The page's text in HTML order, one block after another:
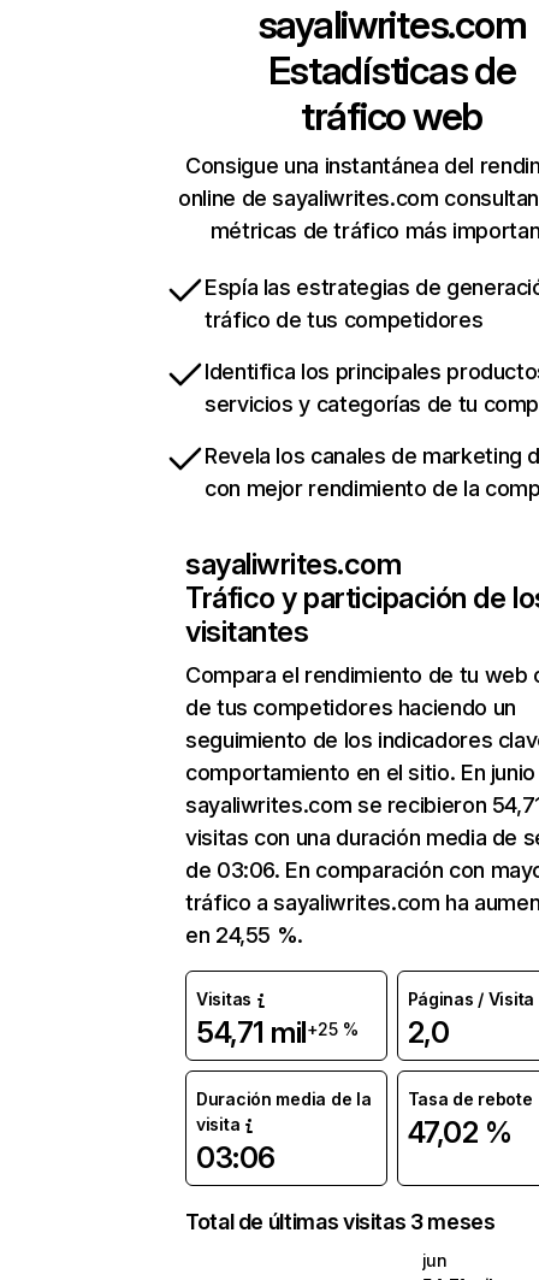
sayaliwrites.com
Estadísticas de
tráfico web
Consigue una instantánea del
online de sayaliwrites.com
métricas de tráfico más
Espía las estrategias de
tráfico de tus competidores
Identifica los principales
servicios y categorías de tu
Revela los canales de marketing
con mejor rendimiento de la
sayaliwrites.com
Tráfico y participación de
visitantes
Compara el rendimiento de tu web
de tus competidores haciendo un
seguimiento de los indicadores
comportamiento en el sitio. En junio
sayaliwrites.com se recibieron
visitas con una duración media de
de 03:06. En comparación con
tráfico a sayaliwrites.com ha
en 24,55 %.
Visitas
54,71 mil+25 %
Páginas / Visita
2,0
Duración media de la
visita
03:06
Tasa de rebote
47,02 %
Total de últimas visitas 3 meses
jun